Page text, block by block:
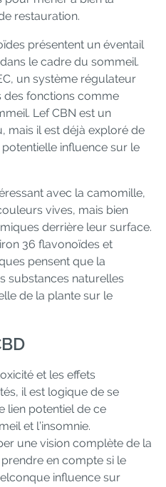
restauration.
présentent un éventail
le cadre du sommeil.
un système régulateur
des fonctions comme
Lef CBN est un
mais il est déjà exploré de
influence sur le
avec la camomille,
vives, mais bien
derrière leur surface.
36 flavonoïdes et
pensent que la
substances naturelles
de la plante sur le
et les effets
il est logique de se
lien potentiel de ce
et l’insomnie.
une vision complète de la
en compte si le
influence sur